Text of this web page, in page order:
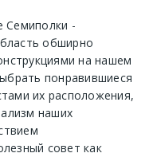
Семиполки -
обширно
на нашем
понравившиеся
их расположения,
наших
совет как